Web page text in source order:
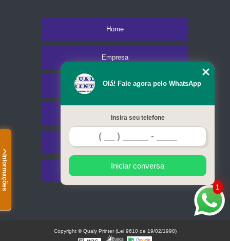
Informações
Home
Empresa
Missão
Serviços
Contato
Mapa do site
1
Olá! Fale agora pelo WhatsApp
Insira seu telefone
Iniciar conversa
Copyright © Qualy Printer (Lei 9610 de 19/02/1998)